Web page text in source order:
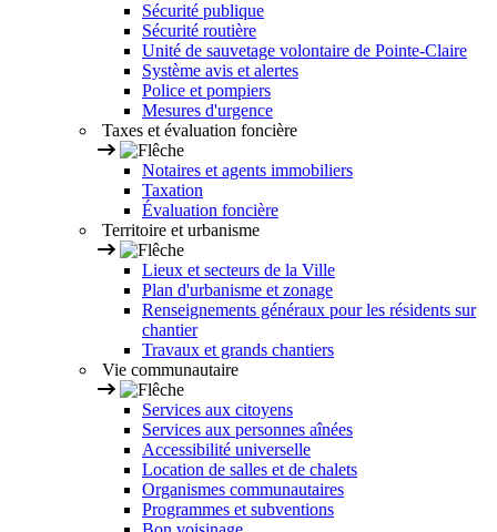
Sécurité publique
Sécurité routière
Unité de sauvetage volontaire de Pointe-Claire
Système avis et alertes
Police et pompiers
Mesures d'urgence
Taxes et évaluation foncière
Notaires et agents immobiliers
Taxation
Évaluation foncière
Territoire et urbanisme
Lieux et secteurs de la Ville
Plan d'urbanisme et zonage
Renseignements généraux pour les résidents sur
chantier
Travaux et grands chantiers
Vie communautaire
Services aux citoyens
Services aux personnes aînées
Accessibilité universelle
Location de salles et de chalets
Organismes communautaires
Programmes et subventions